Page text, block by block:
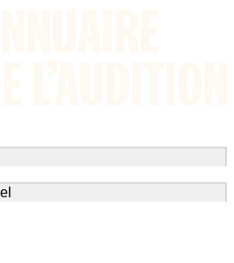
de l'audition
Phoniatres